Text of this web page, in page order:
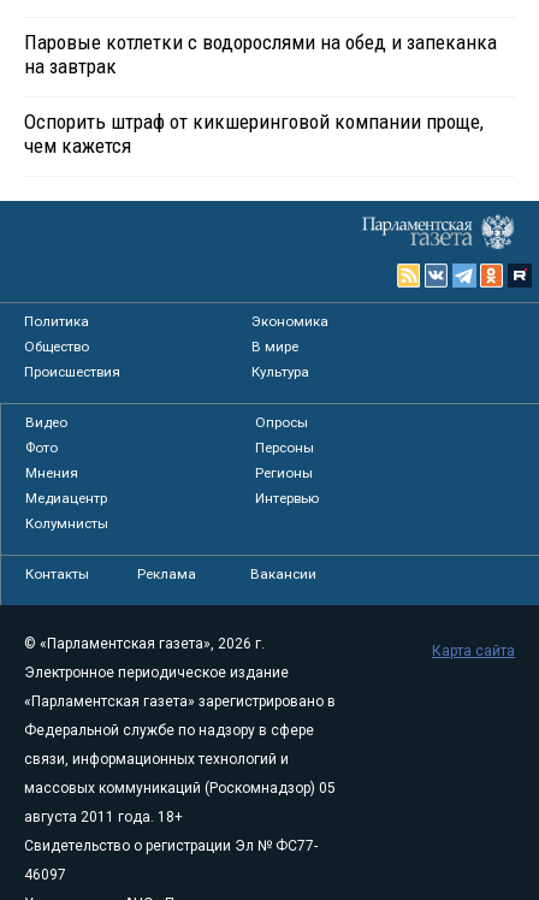
Паровые котлетки с водорослями на обед и запеканка
на завтрак
Оспорить штраф от кикшеринговой компании проще,
чем кажется
Политика
Экономика
Общество
В мире
Происшествия
Культура
Видео
Опросы
Фото
Персоны
Мнения
Регионы
Медиацентр
Интервью
Колумнисты
Контакты Реклама Вакансии
© «Парламентская газета», 2026 г.
Электронное периодическое издание
«Парламентская газета» зарегистрировано в
Федеральной службе по надзору в сфере
связи, информационных технологий и
массовых коммуникаций (Роскомнадзор) 05
августа 2011 года. 18+
Свидетельство о регистрации Эл № ФС77-
46097
Карта сайта